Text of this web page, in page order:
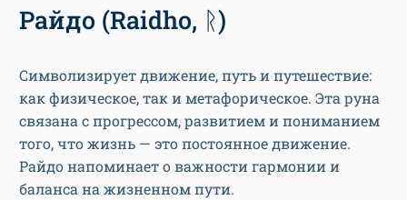
Райдо (Raidho, ᚱ)
Символизирует движение, путь и путешествие:
как физическое, так и метафорическое. Эта руна
связана с прогрессом, развитием и пониманием
того, что жизнь — это постоянное движение.
Райдо напоминает о важности гармонии и
баланса на жизненном пути.